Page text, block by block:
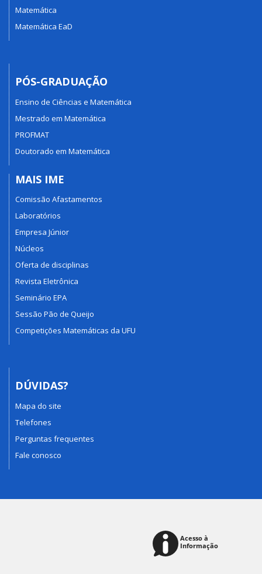
Matemática
Matemática EaD
PÓS-GRADUAÇÃO
Ensino de Ciências e Matemática
Mestrado em Matemática
PROFMAT
Doutorado em Matemática
MAIS IME
Comissão Afastamentos
Laboratórios
Empresa Júnior
Núcleos
Oferta de disciplinas
Revista Eletrônica
Seminário EPA
Sessão Pão de Queijo
Competições Matemáticas da UFU
DÚVIDAS?
Mapa do site
Telefones
Perguntas frequentes
Fale conosco